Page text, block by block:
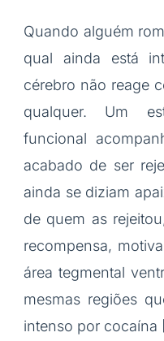
Quando alguém
qual ainda está
cérebro não reage
qualquer. Um
funcional
acabado de ser
ainda se diziam
de quem as
recompensa,
área tegmental
mesmas regiões
intenso por cocaína